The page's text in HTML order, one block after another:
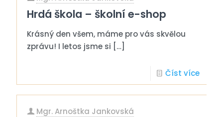
Hrdá škola – školní e-shop
Krásný den všem, máme pro vás skvělou
zprávu! I letos jsme si […]
Číst více
Mgr. Arnoštka Jankovská